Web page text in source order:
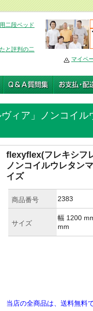
二段ベッド
と評判の二
マイペ
ィア」ノンコイル
flexyflex(フレキシフ
ノンコイルウレタン
イズ
商品番号 2383
サイズ
幅 1200
mm
当店の全商品は、送料無料